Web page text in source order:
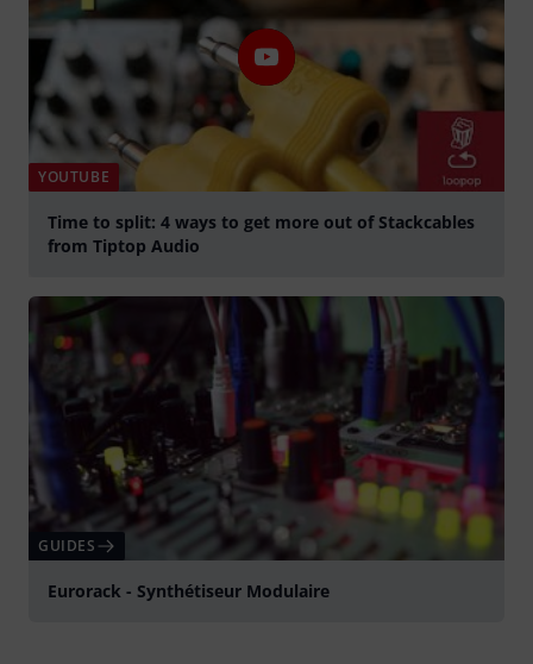
YOUTUBE
Time to split: 4 ways to get more out of Stackcables
from Tiptop Audio
GUIDES
Eurorack - Synthétiseur Modulaire